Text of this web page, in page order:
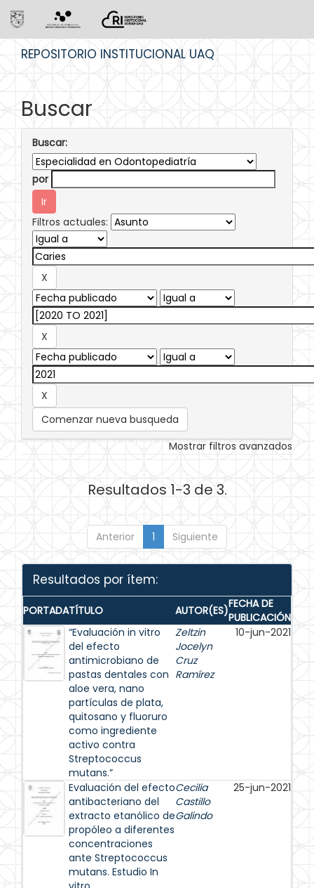
REPOSITORIO INSTITUCIONAL UAQ
Buscar
Buscar:
por
Filtros actuales:
Comenzar nueva busqueda
Mostrar filtros avanzados
Resultados 1-3 de 3.
Anterior 1 Siguiente
Resultados por ítem:
PORTADATÍTULO AUTOR(ES)FECHA DE
PUBLICACIÓN
“Evaluación in vitro
del efecto
antimicrobiano de
pastas dentales con
aloe vera, nano
partículas de plata,
quitosano y fluoruro
como ingrediente
activo contra
Streptococcus
mutans.”
Zeltzin
Jocelyn
Cruz
Ramírez
10-jun-2021
Evaluación del efecto
antibacteriano del
extracto etanólico de
propóleo a diferentes
concentraciones
ante Streptococcus
mutans. Estudio In
Cecilia
Castillo
Galindo
25-jun-2021